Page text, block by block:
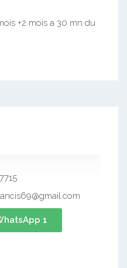
+2 mois a 30 mn du
1